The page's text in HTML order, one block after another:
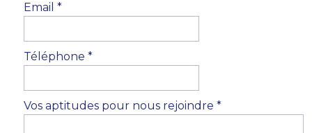
Email *
Téléphone *
Vos aptitudes pour nous rejoindre *